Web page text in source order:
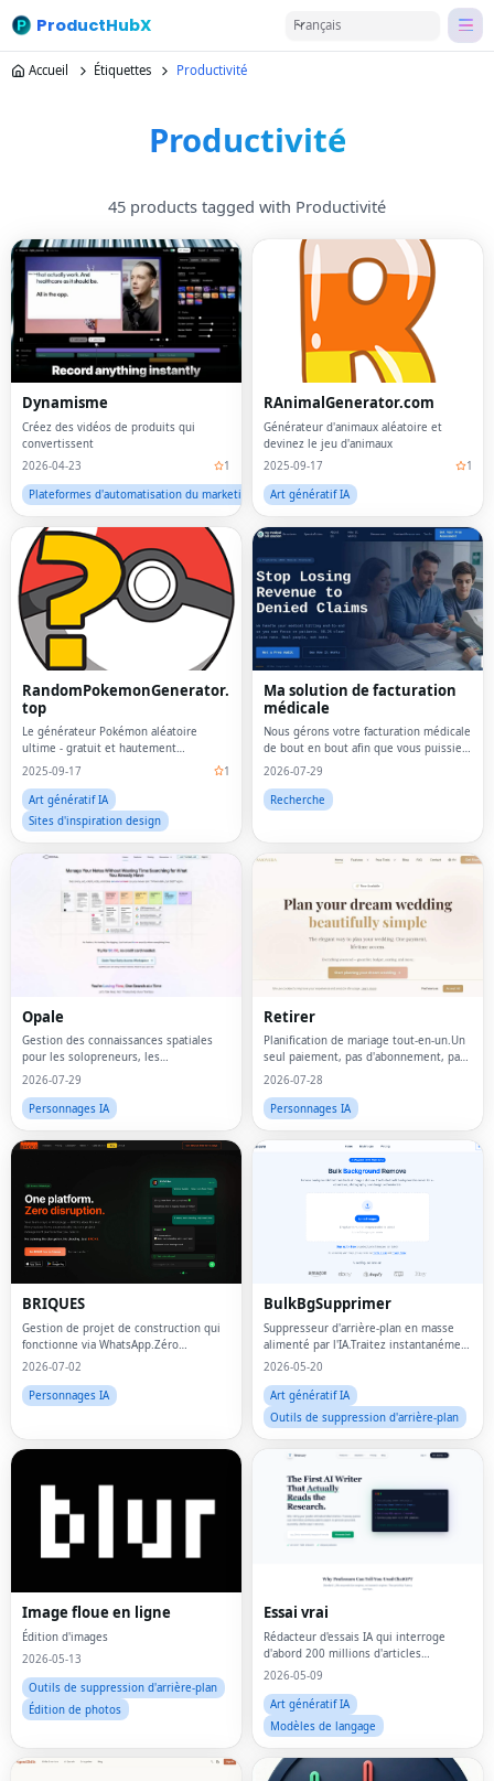
ProductHubX Français
Accueil Étiquettes Productivité
Productivité
45 products tagged with Productivité
Dynamisme
Créez des vidéos de produits qui
convertissent
2026-04-23
1
Plateformes d'automatisation du marketing
RAnimalGenerator.com
Générateur d'animaux aléatoire et
devinez le jeu d'animaux
2025-09-17
1
Art génératif IA
RandomPokemonGenerator.
top
Le générateur Pokémon aléatoire
ultime - gratuit et hautement
personnalisable
2025-09-17
1
Art génératif IA
Sites d'inspiration design
Ma solution de facturation
médicale
Nous gérons votre facturation médicale
de bout en bout afin que vous puissiez
vous concentrer sur les patients
2026-07-29
Recherche
Opale
Gestion des connaissances spatiales
pour les solopreneurs, les
indépendants et les penseurs
2026-07-29
Personnages IA
Retirer
Planification de mariage tout-en-un.Un
seul paiement, pas d'abonnement, pas
de vente de données.
2026-07-28
Personnages IA
BRIQUES
Gestion de projet de construction qui
fonctionne via WhatsApp.Zéro
perturbation.
2026-07-02
Personnages IA
BulkBgSupprimer
Suppresseur d'arrière-plan en masse
alimenté par l'IA.Traitez instantanément
les images par lots en PNG
2026-05-20
Art génératif IA
Outils de suppression d'arrière-plan
Image floue en ligne
Édition d'images
2026-05-13
Outils de suppression d'arrière-plan
Édition de photos
Essai vrai
Rédacteur d'essais IA qui interroge
d'abord 200 millions d'articles
universitaires réels – de sorte que
hallucinée.
2026-05-09
Art génératif IA
Modèles de langage